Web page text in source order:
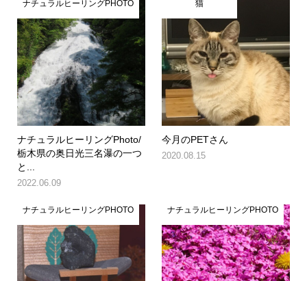
ナチュラルヒーリングPHOTO
ナチュラルヒーリングPhoto/
栃木県の奥日光三名瀑の一つ
と...
2022.06.09
猫
今月のPETさん
2020.08.15
ナチュラルヒーリングPHOTO ナチュラルヒーリングPHOTO